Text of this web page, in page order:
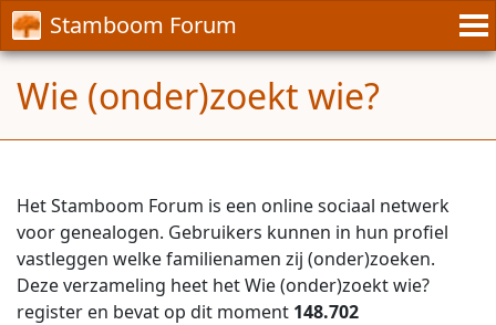
Stamboom Forum
Wie (onder)zoekt wie?
Het Stamboom Forum is een online sociaal netwerk
voor genealogen. Gebruikers kunnen in hun profiel
vastleggen welke familienamen zij (onder)zoeken.
Deze verzameling heet het Wie (onder)zoekt wie?
register en bevat op dit moment 148.702